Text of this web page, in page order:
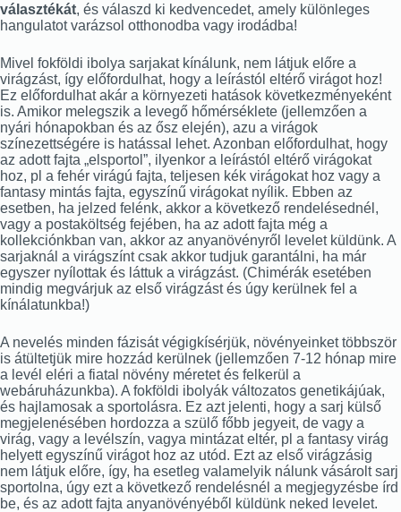
választékát, és válaszd ki kedvencedet, amely különleges
hangulatot varázsol otthonodba vagy irodádba!
Mivel fokföldi ibolya sarjakat kínálunk, nem látjuk előre a
virágzást, így előfordulhat, hogy a leírástól eltérő virágot hoz!
Ez előfordulhat akár a környezeti hatások következményeként
is. Amikor melegszik a levegő hőmérséklete (jellemzően a
nyári hónapokban és az ősz elején), azu a virágok
színezettségére is hatással lehet. Azonban előfordulhat, hogy
az adott fajta „elsportol”, ilyenkor a leírástól eltérő virágokat
hoz, pl a fehér virágú fajta, teljesen kék virágokat hoz vagy a
fantasy mintás fajta, egyszínű virágokat nyílik. Ebben az
esetben, ha jelzed felénk, akkor a következő rendelésednél,
vagy a postaköltség fejében, ha az adott fajta még a
kollekciónkban van, akkor az anyanövényről levelet küldünk. A
sarjaknál a virágszínt csak akkor tudjuk garantálni, ha már
egyszer nyílottak és láttuk a virágzást. (Chimérák esetében
mindig megvárjuk az első virágzást és úgy kerülnek fel a
kínálatunkba!)
A nevelés minden fázisát végigkísérjük, növényeinket többször
is átültetjük mire hozzád kerülnek (jellemzően 7-12 hónap mire
a levél eléri a fiatal növény méretet és felkerül a
webáruházunkba). A fokföldi ibolyák változatos genetikájúak,
és hajlamosak a sportolásra. Ez azt jelenti, hogy a sarj külső
megjelenésében hordozza a szülő főbb jegyeit, de vagy a
virág, vagy a levélszín, vagya mintázat eltér, pl a fantasy virág
helyett egyszínű virágot hoz az utód. Ezt az első virágzásig
nem látjuk előre, így, ha esetleg valamelyik nálunk vásárolt sarj
sportolna, úgy ezt a következő rendelésnél a megjegyzésbe írd
be, és az adott fajta anyanövényéből küldünk neked levelet.